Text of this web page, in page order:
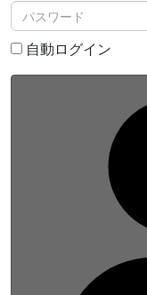
パスワード
自動ログイン